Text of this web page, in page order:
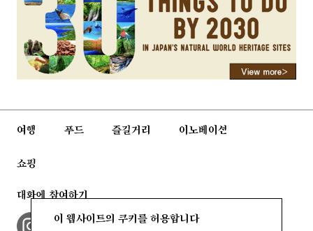
여행 푸드 즐길거리 이노베이션
쇼핑
대화에 참여하기
이 웹사이트의 쿠키를 허용합니다